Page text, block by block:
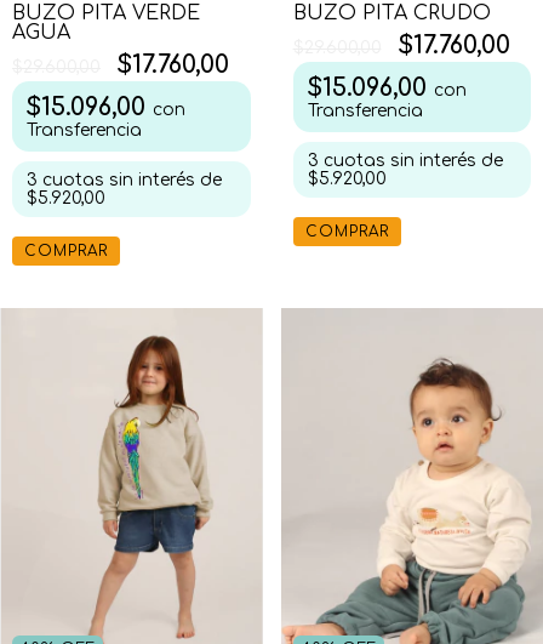
BUZO PITA VERDE
AGUA
$17.760,00
$15.096,00 con
Transferencia
3 cuotas sin interés de
$5.920,00
COMPRAR
BUZO PITA CRUDO
$17.760,00
$15.096,00 con
Transferencia
3 cuotas sin interés de
$5.920,00
COMPRAR